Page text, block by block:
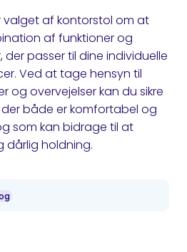
valget af kontorstol om at
af funktioner og
passer til dine individuelle
Ved at tage hensyn til
og overvejelser kan du sikre
både er komfortabel og
som kan bidrage til at
dårlig holdning.